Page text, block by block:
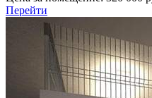
Перейти